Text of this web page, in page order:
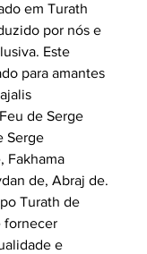
em Turath
por nós e
Este
para amantes
de Serge
Serge
Fakhama
de, Abraj de.
Turath de
fornecer
e